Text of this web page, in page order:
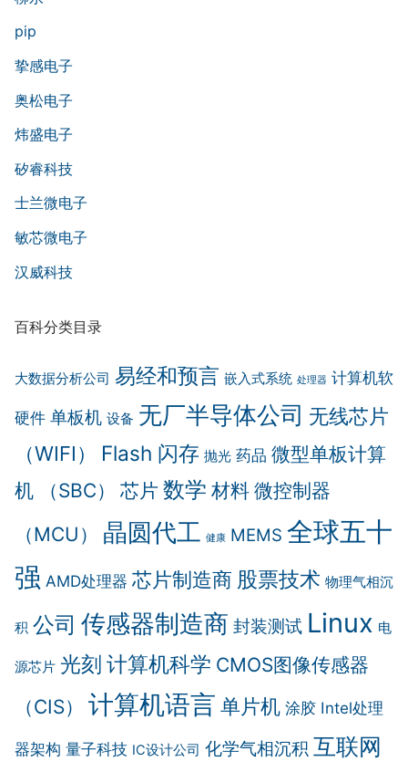
pip
挚感电子
奥松电子
炜盛电子
矽睿科技
士兰微电子
敏芯微电子
汉威科技
百科分类目录
大数据分析公司 易经和预言 嵌入式系统 处理器 计算机软
硬件 单板机 设备 无厂半导体公司 无线芯片
（WIFI）
Flash 闪存 抛光 药品 微型单板计算
机 （SBC）
芯片 数学 材料 微控制器
（MCU）
晶圆代工 健康 MEMS 全球五十
强 AMD处理器 芯片制造商 股票技术 物理气相沉
积 公司 传感器制造商 封装测试 Linux 电
源芯片 光刻 计算机科学 CMOS图像传感器
（CIS）
计算机语言 单片机 涂胶 Intel处理
器架构 量子科技 IC设计公司 化学气相沉积 互联网